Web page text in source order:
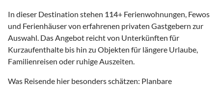
In dieser Destination stehen 114+ Ferienwohnungen, Fewos
und Ferienhäuser von erfahrenen privaten Gastgebern zur
Auswahl. Das Angebot reicht von Unterkünften für
Kurzaufenthalte bis hin zu Objekten für längere Urlaube,
Familienreisen oder ruhige Auszeiten.
Was Reisende hier besonders schätzen: Planbare